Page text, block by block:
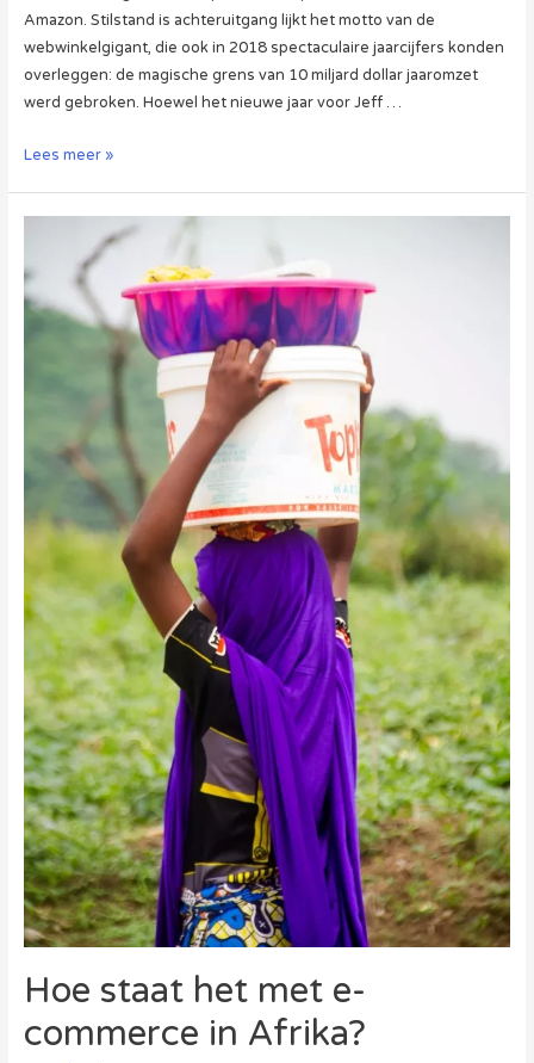
Amazon. Stilstand is achteruitgang lijkt het motto van de
webwinkelgigant, die ook in 2018 spectaculaire jaarcijfers konden
overleggen: de magische grens van 10 miljard dollar jaaromzet
werd gebroken. Hoewel het nieuwe jaar voor Jeff …
Amazon
vertaalt
zich
Lees meer »
Hoe staat het met e-
commerce in Afrika?